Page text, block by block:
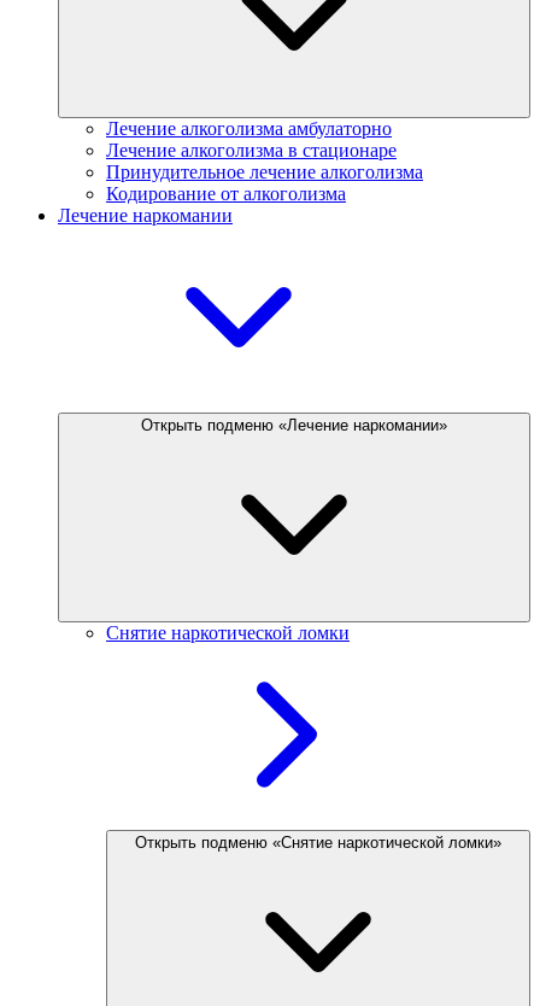
Лечение алкоголизма амбулаторно
Лечение алкоголизма в стационаре
Принудительное лечение алкоголизма
Кодирование от алкоголизма
Лечение наркомании
Открыть подменю «Лечение наркомании»
Снятие наркотической ломки
Открыть подменю «Снятие наркотической ломки»